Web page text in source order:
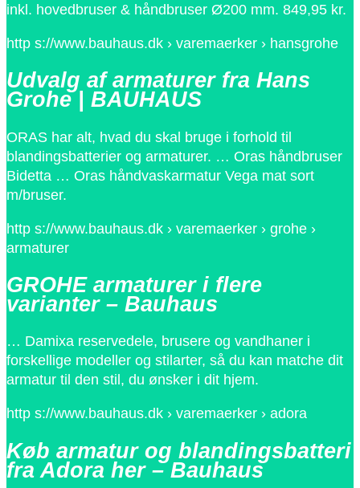
inkl. hovedbruser & håndbruser Ø200 mm. 849,95 kr.
http s://www.bauhaus.dk › varemaerker › hansgrohe
Udvalg af armaturer fra Hans
Grohe | BAUHAUS
ORAS har alt, hvad du skal bruge i forhold til
blandingsbatterier og armaturer. … Oras håndbruser
Bidetta … Oras håndvaskarmatur Vega mat sort
m/bruser.
http s://www.bauhaus.dk › varemaerker › grohe ›
armaturer
GROHE armaturer i flere
varianter – Bauhaus
… Damixa reservedele, brusere og vandhaner i
forskellige modeller og stilarter, så du kan matche dit
armatur til den stil, du ønsker i dit hjem.
http s://www.bauhaus.dk › varemaerker › adora
Køb armatur og blandingsbatteri
fra Adora her – Bauhaus